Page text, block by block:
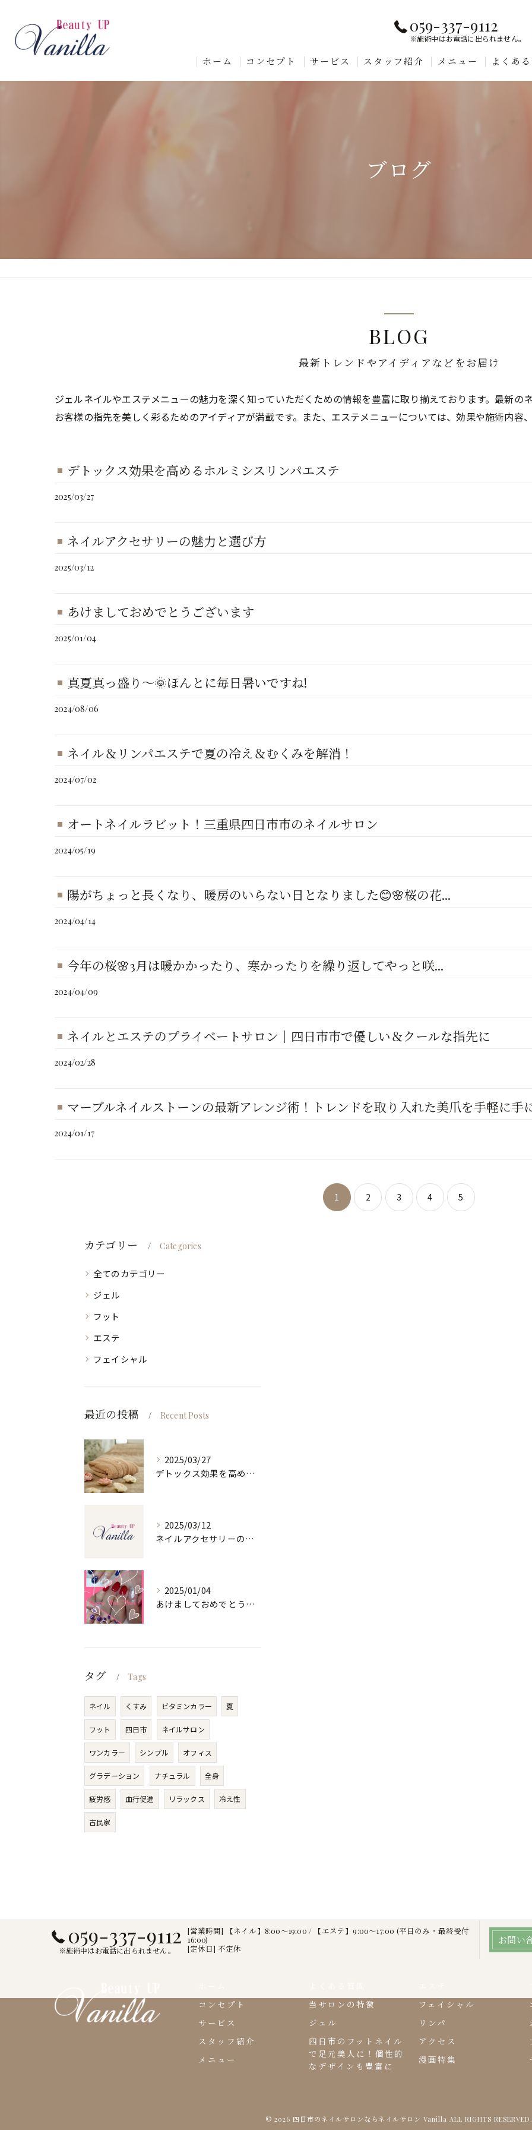
059-337-9112
※施術中はお電話に出られません。
ホーム コンセプト サービス スタッフ紹介 メニュー よくあ
ブログ
BLOG
最新トレンドやアイディアなどをお届け
ジェルネイルやエステメニューの魅力を深く知っていただくための情報を豊富に取り揃えております。最新の
お客様の指先を美しく彩るためのアイディアが満載です。また、エステメニューについては、効果や施術内容
デトックス効果を高めるホルミシスリンパエステ
2025/03/27
ネイルアクセサリーの魅力と選び方
2025/03/12
あけましておめでとうございます
2025/01/04
真夏真っ盛り〜🌞ほんとに毎日暑いですね!
2024/08/06
ネイル＆リンパエステで夏の冷え＆むくみを解消！
2024/07/02
オートネイルラビット！三重県四日市市のネイルサロン
2024/05/19
陽がちょっと長くなり、暖房のいらない日となりました😊🌸桜の花...
2024/04/14
今年の桜🌸3月は暖かかったり、寒かったりを繰り返してやっと咲...
2024/04/09
ネイルとエステのプライベートサロン│四日市市で優しい＆クールな指先に
2024/02/28
マーブルネイルストーンの最新アレンジ術！トレンドを取り入れた美爪を手軽に手
2024/01/17
1 2 3 4 5
カテゴリー Categories
全てのカテゴリー
ジェル
フット
エステ
フェイシャル
最近の投稿 Recent Posts
2025/03/27
デトックス効果を高めるホルミシスリンパエステ
2025/03/12
ネイルアクセサリーの魅力と選び方
2025/01/04
あけましておめでとうございます
タグ Tags
ネイル くすみ ビタミンカラー 夏
フット 四日市 ネイルサロン
ワンカラー シンプル オフィス
グラデーション ナチュラル 全身
疲労感 血行促進 リラックス 冷え性
古民家
059-337-9112
※施術中はお電話に出られません。
[営業時間] 【ネイル】8:00～19:00 / 【エステ】9:00～17:00 (平日のみ・最終受付
16:00)
[定休日] 不定休
お問い
コンセプト
サービス
スタッフ紹介
メニュー
当サロンの特徴
ジェル
四日市のフットネイル
で足元美人に！個性的
なデザインも豊富に
フェイシャル
リンパ
アクセス
漫画特集
© 2026 四日市のネイルサロンならネイルサロン Vanilla ALL RIGHTS RESERVED.